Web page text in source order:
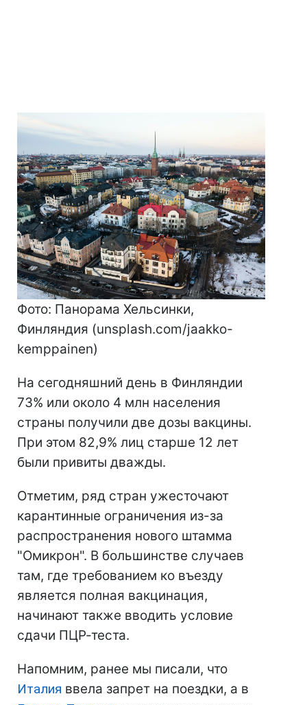
Фото: Панорама Хельсинки,
Финляндия (unsplash.com/jaakko-
kemppainen)
На сегодняшний день в Финляндии
73% или около 4 млн населения
страны получили две дозы вакцины.
При этом 82,9% лиц старше 12 лет
были привиты дважды.
Отметим, ряд стран ужесточают
карантинные ограничения из-за
распространения нового штамма
"Омикрон". В большинстве случаев
там, где требованием ко въезду
является полная вакцинация,
начинают также вводить условие
сдачи ПЦР-теста.
Напомним, ранее мы писали, что
Италия ввела запрет на поездки, а в